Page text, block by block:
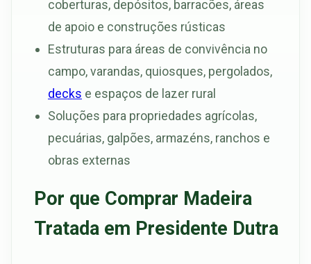
coberturas, depósitos, barracões, áreas
de apoio e construções rústicas
Estruturas para áreas de convivência no
campo, varandas, quiosques, pergolados,
decks e espaços de lazer rural
Soluções para propriedades agrícolas,
pecuárias, galpões, armazéns, ranchos e
obras externas
Por que Comprar Madeira
Tratada em Presidente Dutra